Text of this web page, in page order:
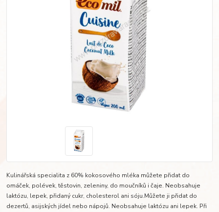
Kulinářská specialita z 60% kokosového mléka můžete přidat do
omáček, polévek, těstovin, zeleniny, do moučníků i čaje. Neobsahuje
laktózu, lepek, přidaný cukr, cholesterol ani sóju.Můžete ji přidat do
dezertů, asijských jídel nebo nápojů. Neobsahuje laktózu ani lepek. Při